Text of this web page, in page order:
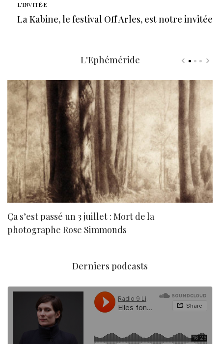
L'INVITÉ·E
La Kabine, le festival Off Arles, est notre invitée
L'Ephéméride
Ça s’est passé un 3 juillet : Mort de la
photographe Rose Simmonds
Derniers podcasts